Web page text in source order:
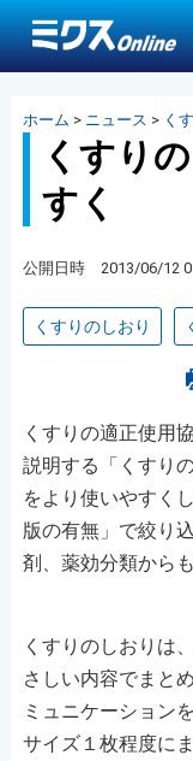
ホーム > ニュース > く
くすり
すく
公開日時 2013/06/12
くすりのしおり
くすりの適正使用
説明する「くすり
をより使いやすく
版の有無」で絞り
剤、薬効分類から
くすりのしおりは
さしい内容でまと
ミュニケーション
サイズ１枚程度に